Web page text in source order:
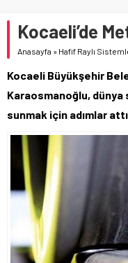
Kocaeli’de
Anasayfa » Hafif Raylı
Kocaeli Büyükşehir
Karaosmanoğlu, dünya
sunmak için adımlar